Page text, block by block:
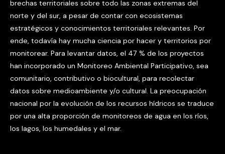
brechas territoriales sobre todo las zonas extremas del
norte y del sur, a pesar de contar con ecosistemas
estratégicos y conocimientos territoriales relevantes. Por
ende, todavía hay mucha ciencia por hacer y territorios por
monitorear. Para levantar datos, el 47 % de los proyectos
han incorporado un Monitoreo Ambiental Participativo, sea
comunitario, contributivo o biocultural, para recolectar
datos sobre medioambiente y/o cultural. La preocupación
nacional por la evolución de los recursos hídricos se traduce
por una alta proporción de monitoreos de agua en los ríos,
los lagos, los humedales y el mar.